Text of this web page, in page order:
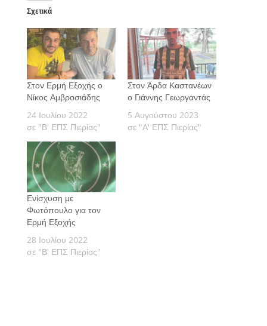
Σχετικά
Στον Ερμή Εξοχής ο
Νίκος Αμβροσιάδης
24 Ιουλίου 2022
σε "Β' ΕΠΣ Πιερίας"
Στον Άρδα Καστανέων
ο Γιάννης Γεωργαντάς
5 Αυγούστου 2023
σε "Α' ΕΠΣ Πιερίας"
Ενίσχυση με
Φωτόπουλο για τον
Ερμή Εξοχής
28 Ιουλίου 2022
σε "Β' ΕΠΣ Πιερίας"